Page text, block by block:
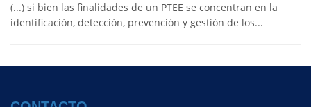
(...) si bien las finalidades de un PTEE se concentran en la
identificación, detección, prevención y gestión de los...